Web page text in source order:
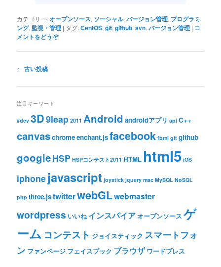
カテゴリー:オープンソース, ソーシャル,バージョン管理, プログラミ
ング, 監視・管理 | タグ:CentOS,git,github,svn,バージョン管理 | コ
メントをどうぞ
投稿ナビゲーション
← 古い投稿
注目キーワード
#dev 3D9leap 2011 Android androidアプリ api C++
canvaschromeenchant.jsfacebook fbml git github
googleHSP HSPコンテスト2011 HTML html5 iOS
iphonejavascript joystick jquery mac MySQL NoSQL
php three.jstwitterwebGLwebmaster
wordpress いいね インスパイアオープンソース ゲ
ーム コンテスト ジョイスティック スマートフォ
ン ファンページ フェイスブック ブラウザ ワードプレス